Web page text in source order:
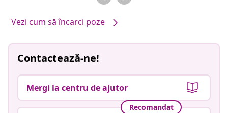
Vezi cum să încarci poze
Contactează-ne!
Mergi la centru de ajutor
Recomandat